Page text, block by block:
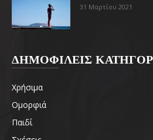
31 Μαρτίου 2021
ΔΗΜΟΦΙΛΕΙΣ
Χρήσιμα
Ομορφιά
Παιδί